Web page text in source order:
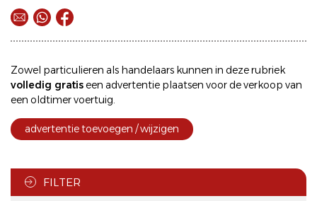
Zowel particulieren als handelaars kunnen in deze rubriek
volledig gratis een advertentie plaatsen voor deverkoop van
een oldtimer voertuig.
advertentie toevoegen / wijzigen
FILTER